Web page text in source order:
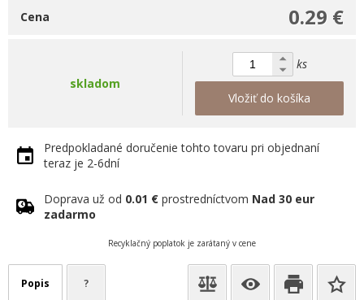
0.29 €
Cena
skladom
ks
Vložiť do košíka
Predpokladané doručenie tohto tovaru pri objednaní
teraz je 2-6dní
Doprava už od 0.01 € prostredníctvom Nad 30 eur
zadarmo
Recyklačný poplatok je zarátaný v cene
Popis ?